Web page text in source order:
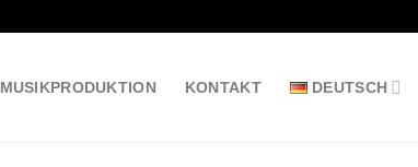
MUSIKPRODUKTION KONTAKT DEUTSCH